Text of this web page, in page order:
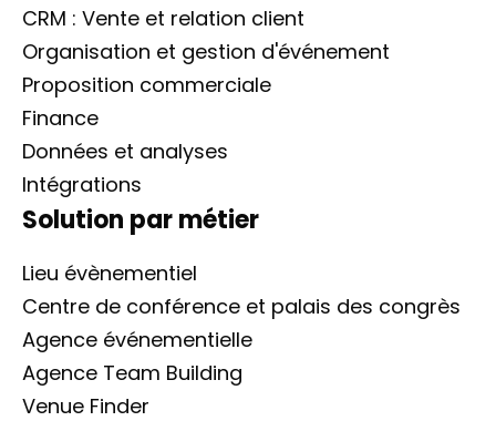
CRM : Vente et relation client
Organisation et gestion d'événement
Proposition commerciale
Finance
Données et analyses
Intégrations
Solution par métier
Lieu évènementiel
Centre de conférence et palais des congrès
Agence événementielle
Agence Team Building
Venue Finder